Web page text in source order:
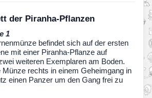
der Piranha-Pflanzen
1
befindet sich auf der ersten
mit einer Piranha-Pflanze auf
weiteren Exemplaren am Boden.
Münze rechts in einem Geheimgang in
einen Panzer um den Gang frei zu